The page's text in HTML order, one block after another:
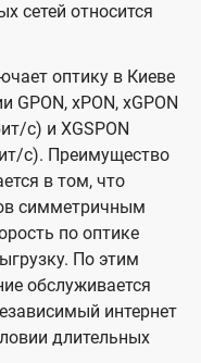
сетей относится
оптику в Киеве
GPON, xPON, xGPON
с) и XGSPON
с). Преимущество
в том, что
симметричным
по оптике
По этим
обслуживается
интернет
длительных